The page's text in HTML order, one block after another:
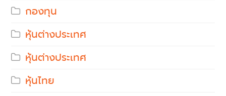
กองทุน
หุ้นต่างประเทศ
หุ้นต่างประเทศ
หุ้นไทย